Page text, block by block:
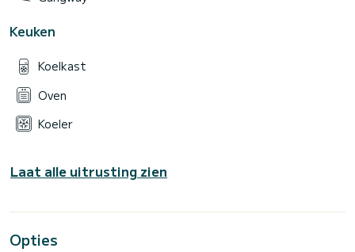
Keuken
Koelkast
Oven
Koeler
Laat alle uitrusting zien
Opties